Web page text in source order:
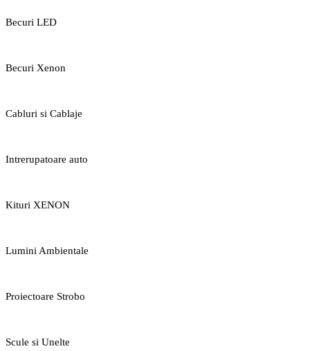
Becuri LED
Becuri Xenon
Cabluri si Cablaje
Intrerupatoare auto
Kituri XENON
Lumini Ambientale
Proiectoare Strobo
Scule si Unelte